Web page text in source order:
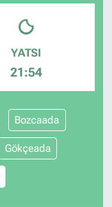
YATSI
21:54
Bozcaada
Gökçeada